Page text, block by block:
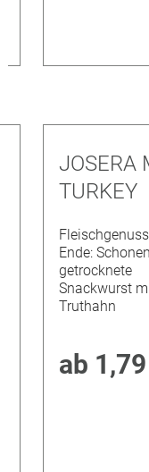
JOSERA
TURKEY
Ende:
getrocknete
Snackwurst
Truthahn
ab